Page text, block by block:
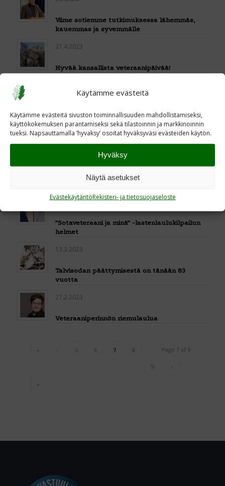
Käytämme evästeitä
Käytämme evästeitä sivuston toiminnallisuuden mahdollistamiseksi,
käyttökokemuksen parantamiseksi sekä tilastoinnin ja markkinoinnin
tueksi. Napsauttamalla ’hyvaksy’ osoitat hyväksyväsi evästeiden käytön.
Hyväksy
Näytä asetukset
EvästekäytäntöRekisteri- ja tietosuojaseloste
Viime sotiemme tutkimuksessa lähemmäs,
kauemmas ja syvemmälle
27.4.2023
Hyvää kansallista veteraanipäivää!
4.4.2023
Nato sai arvokkaan lahjan vuosipäivänään
Mauno Tenhovirta eduskuntavaaleista
13.3.2023
”Sotaveteraani ja minä” -lastenlaulukilpailun
helmet
13.3.2023
Talvisodan päättymisestä on tänään 83
vuotta
27.2.2023
Veteraaniperinnön riemulaulua
Page 7 of 9
« ‹ 5 6 7 8
9 ›
»